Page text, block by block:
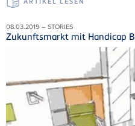
08.03.2019 – STORIES
Zukunftsmarkt mit Handicap